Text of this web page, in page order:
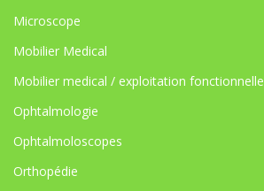
Microscope
Mobilier Medical
Mobilier medical / exploitation fonctionnelle
Ophtalmologie
Ophtalmoloscopes
Orthopédie